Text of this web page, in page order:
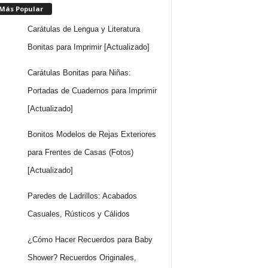
Popular
Carátulas de Lengua y Literatura
Bonitas para Imprimir [Actualizado]
Carátulas Bonitas para Niñas:
Portadas de Cuadernos para Imprimir
[Actualizado]
Bonitos Modelos de Rejas Exteriores
para Frentes de Casas (Fotos)
[Actualizado]
Paredes de Ladrillos: Acabados
Casuales, Rústicos y Cálidos
¿Cómo Hacer Recuerdos para Baby
Shower? Recuerdos Originales,